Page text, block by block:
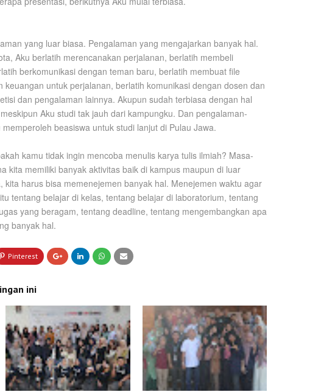
yang luar biasa. Pengalaman yang mengajarkan banyak hal.
Aku berlatih merencanakan perjalanan, berlatih membeli
berkomunikasi dengan teman baru, berlatih membuat file
untuk perjalanan, berlatih komunikasi dengan dosen dan
dan pengalaman lainnya. Akupun sudah terbiasa dengan hal
Aku studi tak jauh dari kampungku. Dan pengalaman-
beasiswa untuk studi lanjut di Pulau Jawa.
kamu tidak ingin mencoba menulis karya tulis ilmiah? Masa-
kita memiliki banyak aktivitas baik di kampus maupun di luar
kita harus bisa memenejemen banyak hal. Menejemen waktu agar
tentang belajar di kelas, tentang belajar di laboratorium, tentang
yang beragam, tentang deadline, tentang mengembangkan apa
banyak hal.
ini